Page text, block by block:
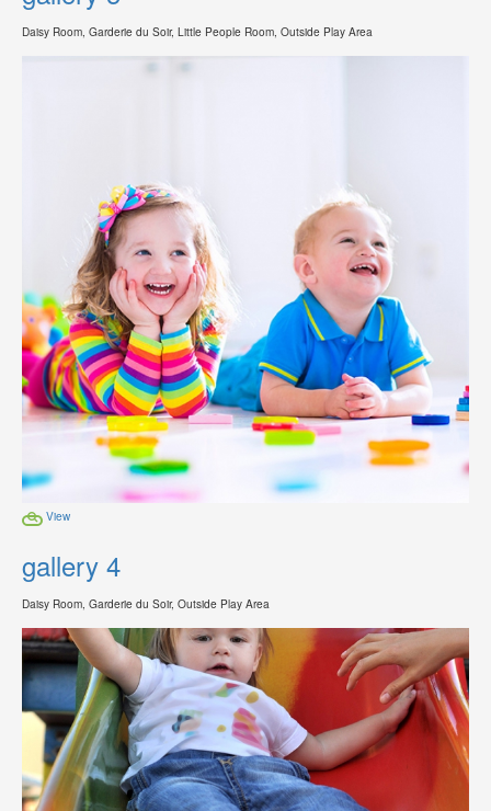
Daisy Room, Garderie du Soir, Little People Room, Outside Play Area
View
gallery 4
Daisy Room, Garderie du Soir, Outside Play Area